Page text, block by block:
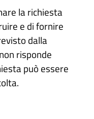
la richiesta
e di fornire
dalla
risponde
può essere